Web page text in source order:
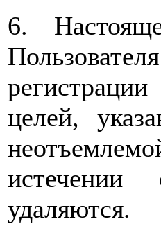
6.
целей,
истечении
удаляются.